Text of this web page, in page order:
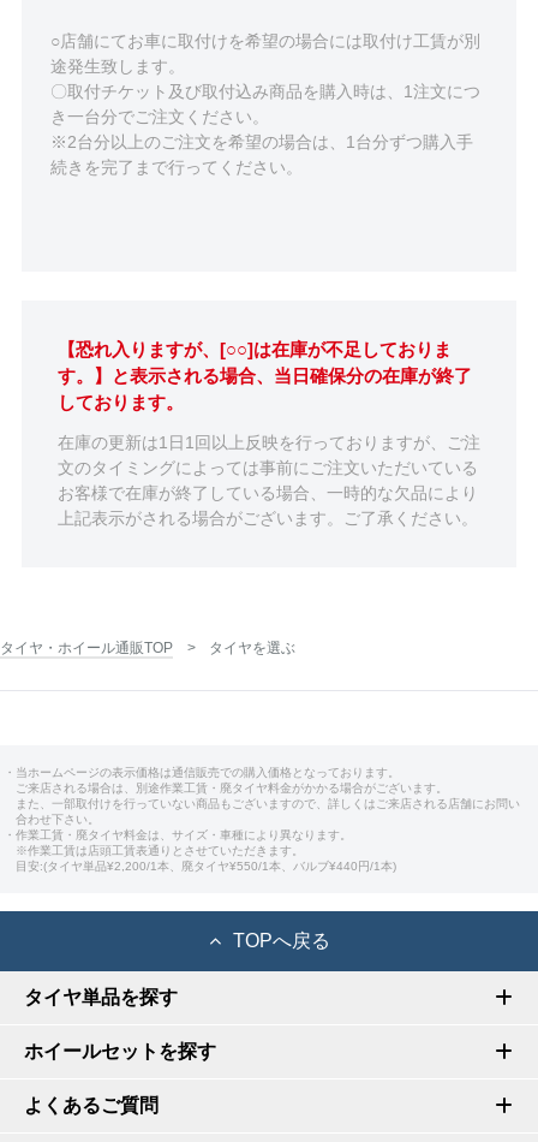
○店舗にてお車に取付けを希望の場合には取付け工賃が別
途発生致します。
〇取付チケット及び取付込み商品を購入時は、1注文につ
き一台分でご注文ください。
※2台分以上のご注文を希望の場合は、1台分ずつ購入手
続きを完了まで行ってください。
【恐れ入りますが、[○○]は在庫が不足しておりま
す。】と表示される場合、当日確保分の在庫が終了
しております。
在庫の更新は1日1回以上反映を行っておりますが、ご注
文のタイミングによっては事前にご注文いただいている
お客様で在庫が終了している場合、一時的な欠品により
上記表示がされる場合がございます。ご了承ください。
タイヤ・ホイール通販TOP タイヤを選ぶ
・当ホームページの表示価格は通信販売での購入価格となっております。
ご来店される場合は、別途作業工賃・廃タイヤ料金がかかる場合がございます。
また、一部取付けを行っていない商品もございますので、詳しくはご来店される店舗にお問い
合わせ下さい。
・作業工賃・廃タイヤ料金は、サイズ・車種により異なります。
※作業工賃は店頭工賃表通りとさせていただきます。
目安:(タイヤ単品¥2,200/1本、廃タイヤ¥550/1本、バルブ¥440円/1本)
TOPへ戻る
タイヤ単品を探す
ホイールセットを探す
よくあるご質問